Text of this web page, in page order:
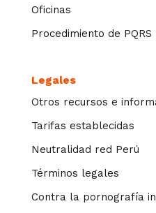
Oficinas
Procedimiento de PQRS
Legales
Otros recursos e
Tarifas establecidas
Neutralidad red Perú
Términos legales
Contra la pornografía